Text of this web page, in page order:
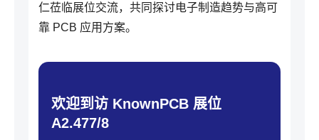
仁莅临展位交流，共同探讨电子制造趋势与高可
靠 PCB 应用方案。
欢迎到访 KnownPCB 展位
A2.477/8